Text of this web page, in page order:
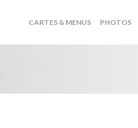
CARTES & MENUS PHOTOS